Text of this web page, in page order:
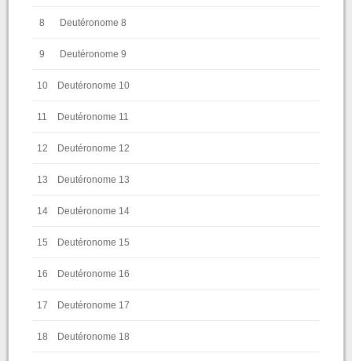
8 Deutéronome 8
9 Deutéronome 9
10 Deutéronome 10
11 Deutéronome 11
12 Deutéronome 12
13 Deutéronome 13
14 Deutéronome 14
15 Deutéronome 15
16 Deutéronome 16
17 Deutéronome 17
18 Deutéronome 18